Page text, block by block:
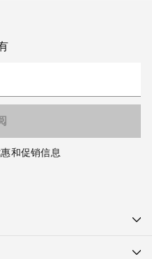
和促销信息